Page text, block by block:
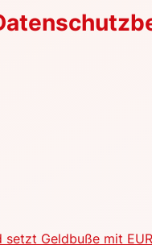
Geldbuße mit